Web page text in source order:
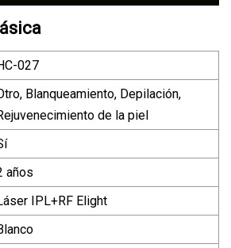
027
Blanqueamiento, Depilación,
de la piel
años
IPL+RF Elight